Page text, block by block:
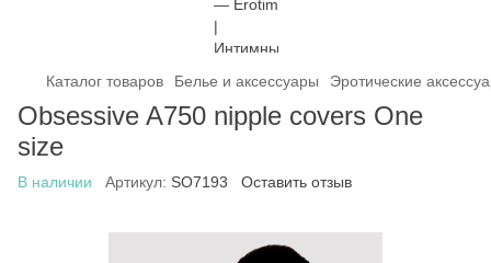
Каталог товаров Белье и аксессуары Эротические
Obsessive A750 nipple covers One
size
В наличии Артикул: SO7193 Оставить отзыв